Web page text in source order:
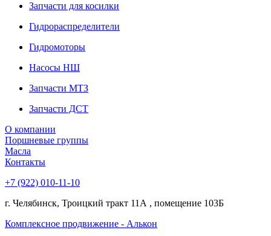
Запчасти для косилки
Гидрораспределители
Гидромоторы
Насосы НШ
Запчасти МТЗ
Запчасти ДСТ
О компании
Поршневые группы
Масла
Контакты
+7 (922) 010-11-10
г. Челябинск, Троицкий тракт 11А , помещение 103Б
Комплексное продвижение - Алькон